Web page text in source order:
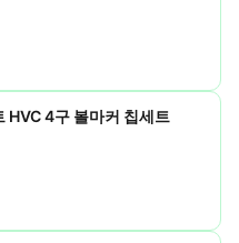
HVC 4구 볼마커 칩세트